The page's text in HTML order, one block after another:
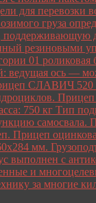
для перевозки
груза
резиновыми
01
ведущая ось —
СЛАВИЧ 520
750 кг Тип
самосвала.
Прицеп
мм.
выполнен с
и
за многие